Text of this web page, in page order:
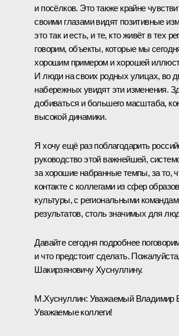
и посёлков. Это также крайне
своими глазами видят позитивные
это так и есть, и те, кто живёт в тех
говорим, объекты, которые мы
хорошим примером и хорошей
И люди на своих родных улицах, во
набережных увидят эти изменения.
добиваться и большего масштаба,
высокой динамики.
Я хочу ещё раз поблагодарить
руководство этой важнейшей,
за хорошие набранные темпы, за то,
контакте с коллегами из сфер
культуры, с региональными
результатов, столь значимых для
Давайте сегодня подробнее
и что предстоит сделать.
Шакирзяновичу Хуснуллину.
М.Хуснуллин: Уважаемый Владимир
Уважаемые коллеги!